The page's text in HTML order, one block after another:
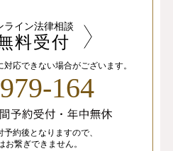
ライン法律相談
料受付
対応できない場合がございます。
164
予約後となりますので、
繋ぎできません。